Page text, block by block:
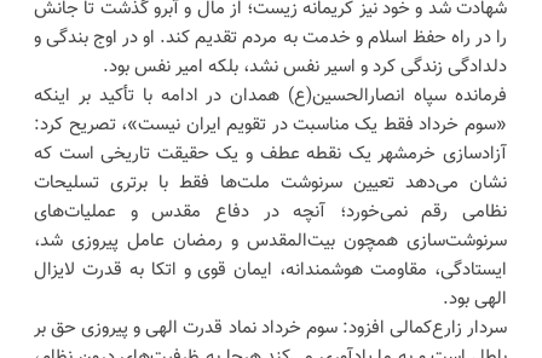
شهادت شد و خود نیز کریمانه زیست؛ از مال و آبرو گذشت تا جانش
را در راه حفظ اسلام و خدمت به مردم تقدیم کند. او در اوج بندگی و
دلدادگی زندگی کرد و اسیر نفس نشد، بلکه امیر نفس بود.
فرمانده سپاه انصارالحسین(ع) همدان در ادامه با تأکید بر اینکه
«سوم خرداد فقط یک مناسبت در تقویم ایران نیست»، تصریح کرد:
آزادسازی خرمشهر یک نقطه عطف و یک حقیقت تاریخی است که
نشان می‌دهد تعیین سرنوشت ملت‌ها فقط با برتری تسلیحات
نظامی رقم نمی‌خورد؛ آنچه در دفاع مقدس و عملیات‌های
سرنوشت‌سازی همچون بیت‌المقدس و رمضان عامل پیروزی شد،
ایستادگی، مقاومت هوشمندانه، ایمان قوی و اتکا به قدرت لایزال
الهی بود.
سردار زارع‌کمالی افزود: سوم خرداد نماد قدرت الهی و پیروزی حق بر